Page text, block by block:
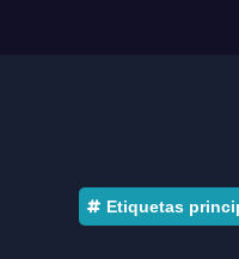
Etiquetas